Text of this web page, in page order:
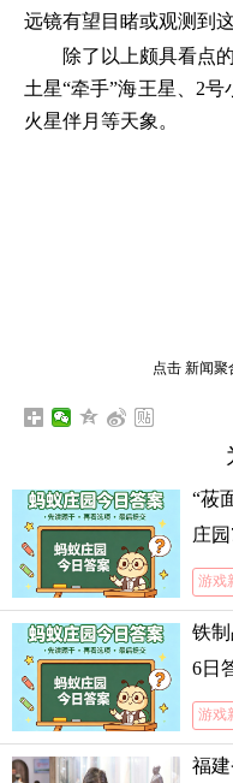
远镜有望目睹或观测到
除了以上颇具看点
土星“牵手”海王星、2号
火星伴月等天象。
点击 新闻聚
“莜
庄
游戏
铁
6日
游戏
福